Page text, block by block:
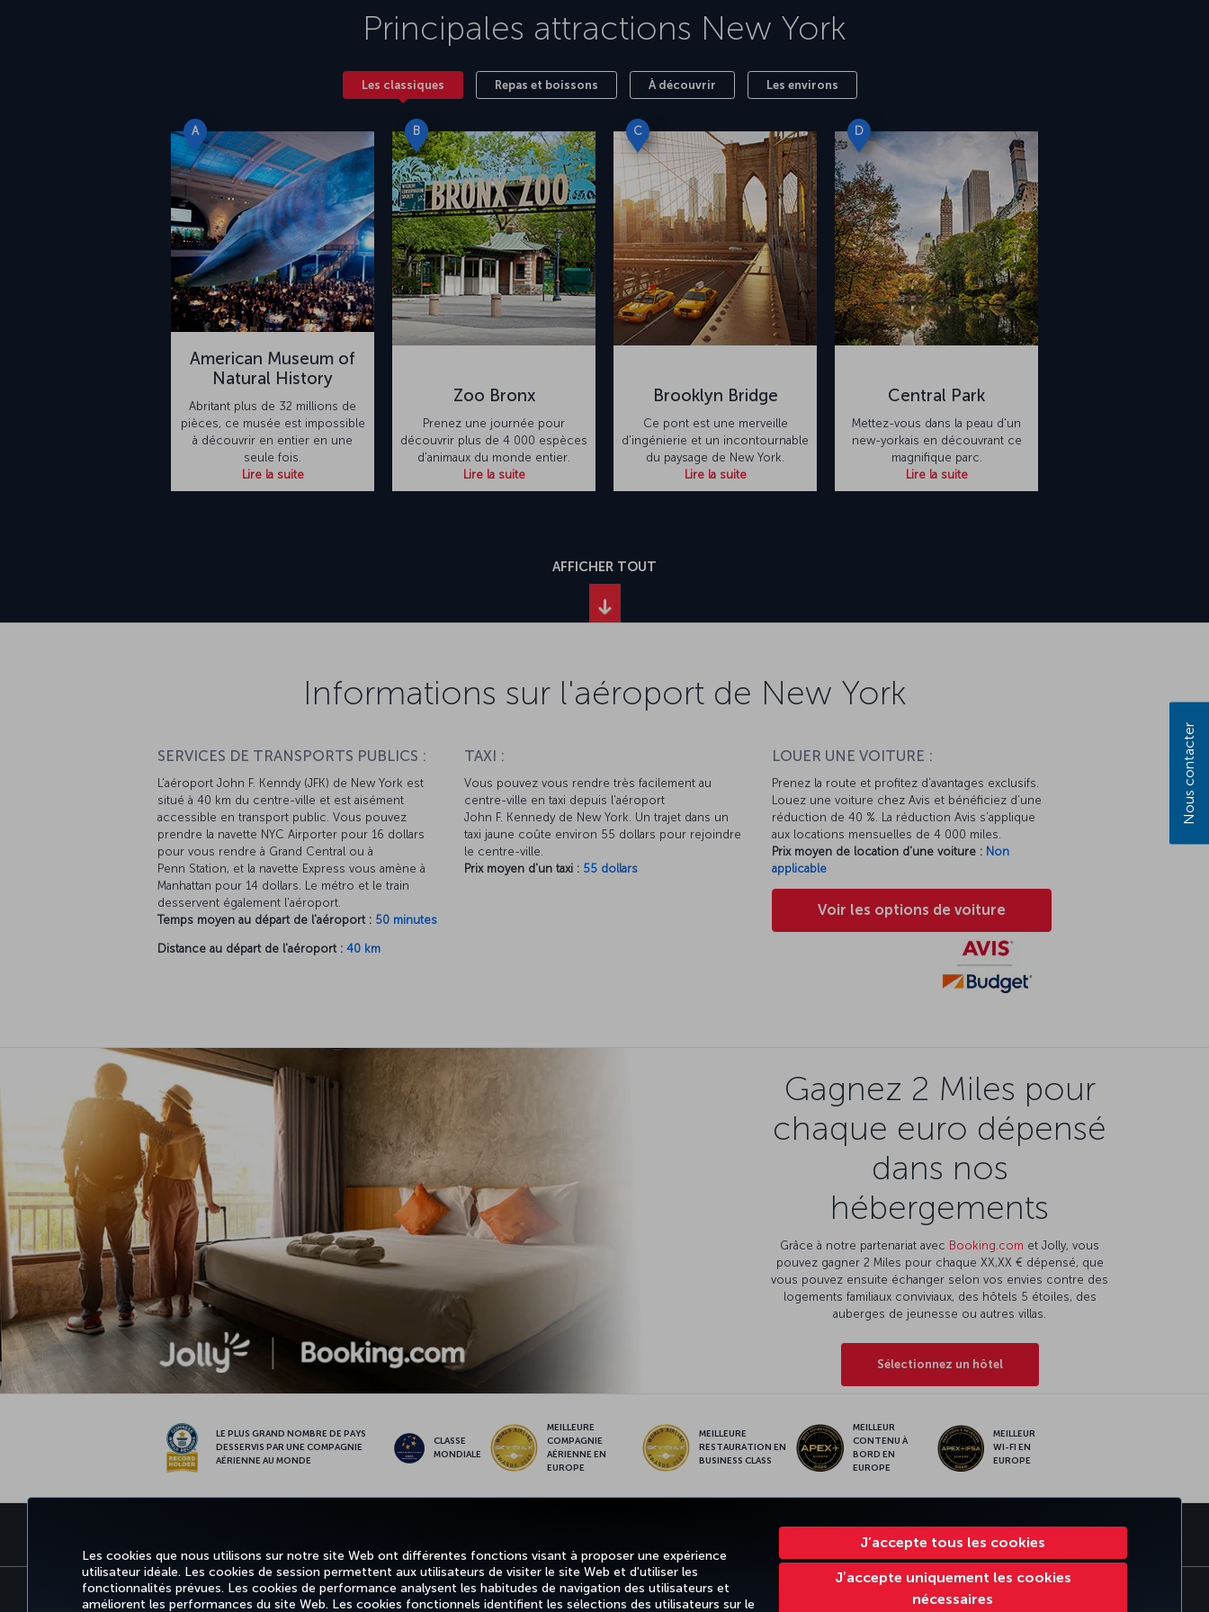
Les cookies que nous utilisons sur notre site Web ont différentes fonctions visant à proposer une expérience
utilisateur idéale. Les cookies de session permettent aux utilisateurs de visiter le site Web et d'utiliser les
fonctionnalités prévues. Les cookies de performance analysent les habitudes de navigation des utilisateurs et
améliorent les performances du site Web. Les cookies fonctionnels identifient les sélections des utilisateurs sur le
J’accepte tous les cookies
Jʼaccepte uniquement les cookies
nécessaires
Principales attractions New York
Les classiques Repas et boissons À découvrir Les environs
A
American Museum of
Natural History
Abritant plus de 32 millions de
pièces, ce musée est impossible
à découvrir en entier en une
seule fois.
Lire la suite
B
Zoo Bronx
Prenez une journée pour
découvrir plus de 4 000 espèces
d'animaux du monde entier.
Lire la suite
C
Brooklyn Bridge
Ce pont est une merveille
d'ingénierie et un incontournable
du paysage de New York.
Lire la suite
D
Central Park
Mettez-vous dans la peau d'un
new-yorkais en découvrant ce
magnifique parc.
Lire la suite
AFFICHER TOUT
Informations sur l'aéroport de New York
SERVICES DE TRANSPORTS PUBLICS :
L'aéroport John F. Kenndy (JFK) de New York est
situé à 40 km du centre-ville et est aisément
accessible en transport public. Vous pouvez
prendre la navette NYC Airporter pour 16 dollars
pour vous rendre à Grand Central ou à
Penn Station, et la navette Express vous amène à
Manhattan pour 14 dollars. Le métro et le train
desservent également l'aéroport.
Temps moyen au départ de l'aéroport : 50 minutes
Distance au départ de l'aéroport : 40 km
TAXI :
Vous pouvez vous rendre très facilement au
centre-ville en taxi depuis l'aéroport
John F. Kennedy de New York. Un trajet dans un
taxi jaune coûte environ 55 dollars pour rejoindre
le centre-ville.
Prix moyen d'un taxi : 55 dollars
LOUER UNE VOITURE :
Prenez la route et profitez d’avantages exclusifs.
Louez une voiture chez Avis et bénéficiez d’une
réduction de 40 %. La réduction Avis s’applique
aux locations mensuelles de 4 000 miles.
Prix moyen de location d'une voiture : Non
applicable
Voir les options de voiture
Gagnez 2 Miles pour
chaque euro dépensé
dans nos
hébergements
Grâce à notre partenariat avec Booking.com et Jolly, vous
pouvez gagner 2 Miles pour chaque XX,XX € dépensé, que
vous pouvez ensuite échanger selon vos envies contre des
logements familiaux conviviaux, des hôtels 5 étoiles, des
auberges de jeunesse ou autres villas.
Sélectionnez un hôtel
LE PLUS GRAND NOMBRE DE PAYS
DESSERVIS PAR UNE COMPAGNIE
AÉRIENNE AU MONDE
CLASSE
MONDIALE
MEILLEURE
COMPAGNIE
AÉRIENNE EN
EUROPE
MEILLEURE
RESTAURATION EN
BUSINESS CLASS
MEILLEUR
CONTENU À
BORD EN
EUROPE
MEILLEUR
WI-FI EN
EUROPE
Informations Légales Accessibilité Confidentialité et cookies Mentions légales Droits des passagers Règlement en ligne des litiges
Nous contacter